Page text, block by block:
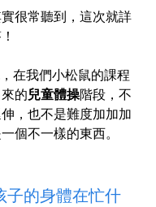
很常聽到，這次就詳
在我們小松鼠的課程
的兒童體操階段，不
，也不是難度加加加
個不一樣的東西。
子的身體在忙什